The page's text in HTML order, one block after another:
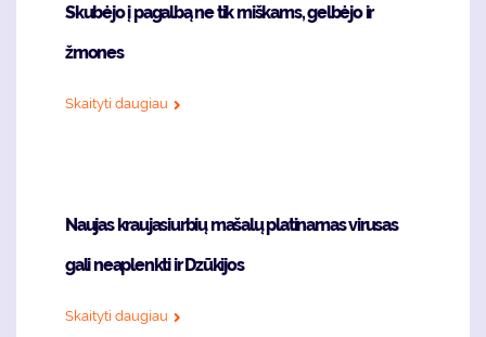
Skubėjo į pagalbą ne tik miškams, gelbėjo ir
žmones
Skaityti daugiau
Naujas kraujasiurbių mašalų platinamas virusas
gali neaplenkti ir Dzūkijos
Skaityti daugiau